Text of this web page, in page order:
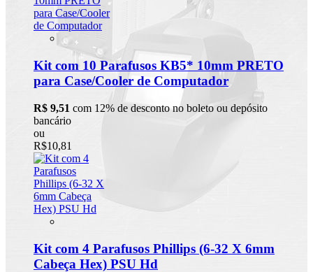
Kit com 10 Parafusos KB5* 10mm PRETO
para Case/Cooler de Computador
R$ 9,51 com 12% de desconto no boleto ou depósito
bancário
ou
R$10,81
Kit com 4 Parafusos Phillips (6-32 X 6mm
Cabeça Hex) PSU Hd